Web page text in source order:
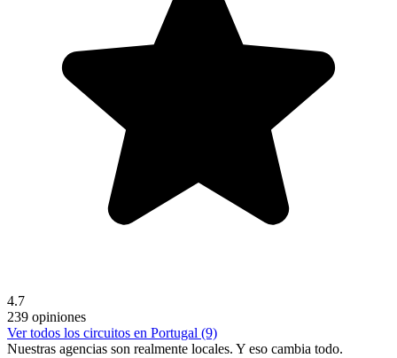
4.7
239 opiniones
Ver todos los circuitos en Portugal (9)
Nuestras agencias son realmente locales. Y eso cambia todo.